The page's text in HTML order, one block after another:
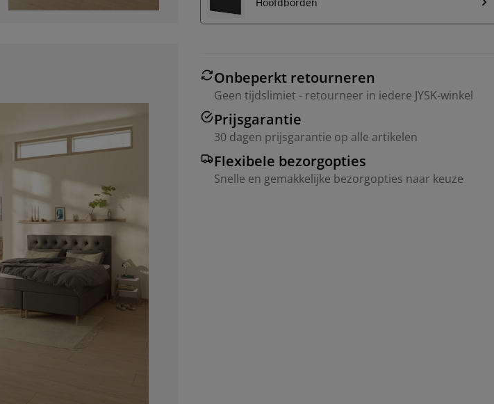
Onbeperkt retourneren
Geen tijdslimiet - retourneer in iedere JYSK-winkel
Prijsgarantie
30 dagen prijsgarantie op alle artikelen
Flexibele bezorgopties
Snelle en gemakkelijke bezorgopties naar keuze